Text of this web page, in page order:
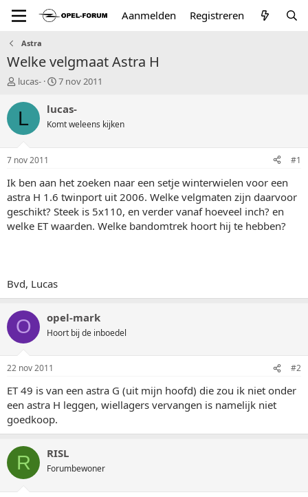
Aanmelden Registreren
Astra
Welke velgmaat Astra H
T
p
a
r
t
e
r
lucas-
S
a
t
u
m
7 nov 2011
L lucas-
Komt weleens kijken
7 nov 2011 #1
Ik ben aan het zoeken naar een setje winterwielen voor een
astra H 1.6 twinport uit 2006. Welke velgmaten zijn daarvoor
geschikt? Steek is 5x110, en verder vanaf hoeveel inch? en
welke ET waarden. Welke bandomtrek hoort hij te hebben?
Bvd, Lucas
O opel-mark
Hoort bij de inboedel
22 nov 2011 #2
ET 49 is van een astra G (uit mijn hoofd) die zou ik niet onder
een astra H leggen, wiellagers vervangen is namelijk niet
goedkoop.
R RISL
Forumbewoner